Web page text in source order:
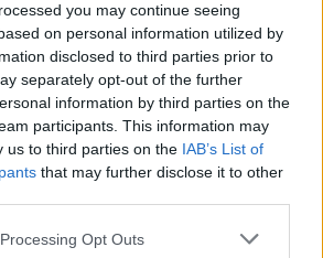
you may continue seeing
on personal information utilized by
disclosed to third parties prior to
separately opt-out of the further
information by third parties on the
participants. This information may
us to third parties on the IAB’s List of
that may further disclose it to other
website/app uses one or more Google
Opt Outs
ωκεανός»
απώλεια του συνθέτη, ο
είπε χαρακτηριστικά:
ότι έχασα τον τελευταίο
ζωής μου. Ό,τι κι αν
Δηλαδή ήταν ένας άνθρωπος
να μιλάμε για φαγητό, μετά
για ένα κονσέρτο του